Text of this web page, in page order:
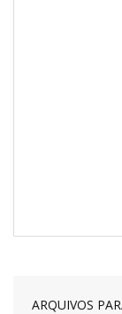
ARQUIVOS